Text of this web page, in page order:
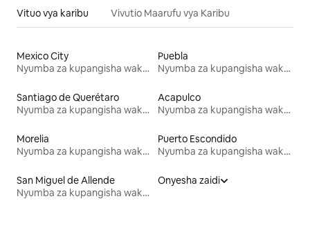
Vituo vya karibu Vivutio Maarufu vya Karibu
Mexico City
Nyumba za kupangisha wakati wa likizo
Puebla
Nyumba za kupangisha wakati wa likizo
Santiago de Querétaro
Nyumba za kupangisha wakati wa likizo
Acapulco
Nyumba za kupangisha wakati wa likizo
Morelia
Nyumba za kupangisha wakati wa likizo
Puerto Escondido
Nyumba za kupangisha wakati wa likizo
San Miguel de Allende
Nyumba za kupangisha wakati wa likizo
Onyesha zaidi